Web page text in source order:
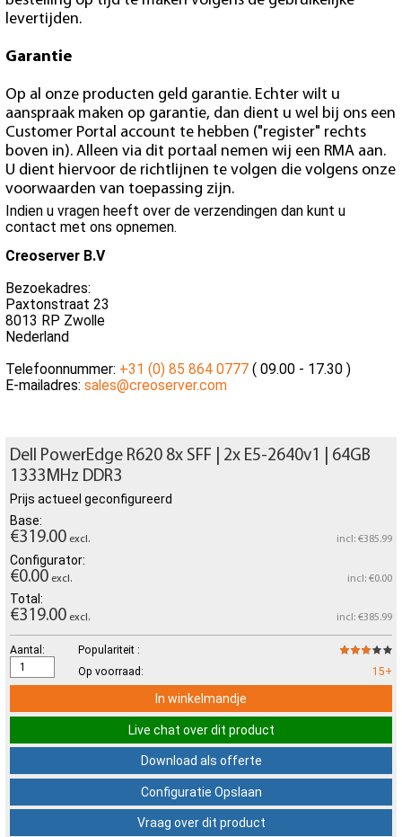
levertijden.
Garantie
Op al onze producten geld garantie. Echter wilt u
aanspraak maken op garantie, dan dient u wel bij ons een
Customer Portal account te hebben ("register" rechts
boven in). Alleen via dit portaal nemen wij een RMA aan.
U dient hiervoor de richtlijnen te volgen die volgens onze
voorwaarden van toepassing zijn.
Indien u vragen heeft over de verzendingen dan kunt u
contact met ons opnemen.
Creoserver B.V
Bezoekadres:
Paxtonstraat 23
8013 RP Zwolle
Nederland
Telefoonnummer: +31 (0) 85 864 0777 ( 09.00 - 17.30 )
E-mailadres: sales@creoserver.com
Dell PowerEdge R620 8x SFF | 2x E5-2640v1 | 64GB
1333MHz DDR3
Prijs actueel geconfigureerd
Base:
€319.00 excl. incl: €385.99
Configurator:
€0.00 excl. incl: €0.00
Total:
€319.00 excl. incl: €385.99
Aantal:
Populariteit :
Op voorraad:
15+
In winkelmandje
Live chat over dit product
Download als offerte
Configuratie Opslaan
Vraag over dit product